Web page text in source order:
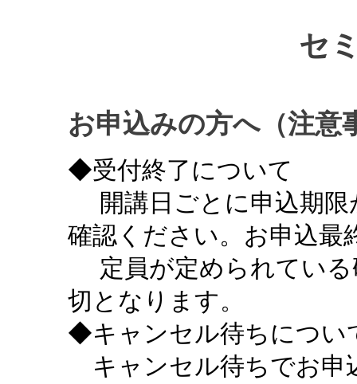
セ
お申込みの方へ（注意
◆受付終了について
開講日ごとに申込期限
確認ください。お申込最
定員が定められている
切となります。
◆キャンセル待ちについ
キャンセル待ちでお申